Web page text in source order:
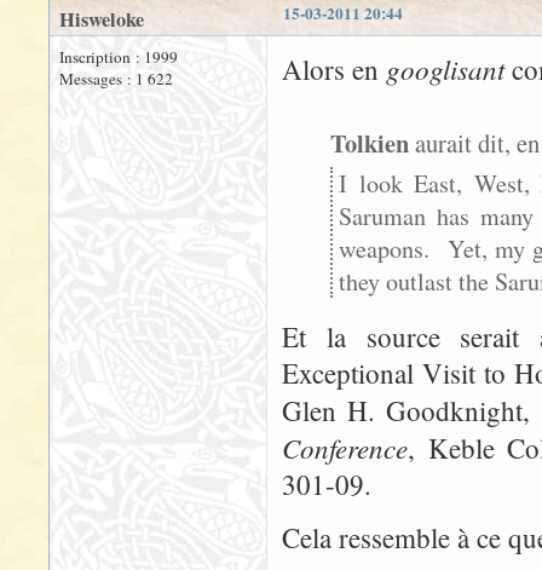
15-03-2011 20:44
Hisweloke
Inscription : 1999
Messages : 1 622
Alors en googlisant
Tolkienaurait dit,
I look East, West,
Saruman has
weapons. Yet, my
they outlast the
Et la source serait
Exceptional Visit to
Glen H.
Conference, Keble
301-09.
Cela ressemble à ce